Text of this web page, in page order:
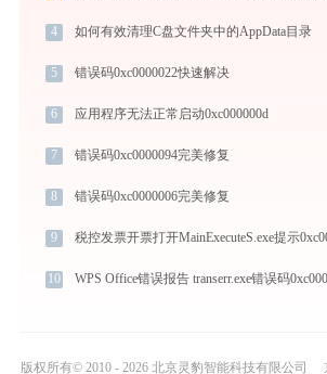
4 如何有效清理C盘文件夹中的AppData目录
5 错误码0xc0000022快速解决
6 应用程序无法正常启动0xc000000d
7 错误码0xc0000094完美修复
8 错误码0xc0000006完美修复
9
10 WPS Office错误报告 transerr.exe错误码
版权所有© 2010 - 2026 北京灵豹智能科技有限公司